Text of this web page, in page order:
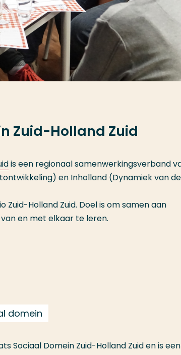
Zuid-Holland Zuid
is een regionaal samenwerkingsverband
en Inholland (Dynamiek van
Holland Zuid. Doel is om samen aan
en met elkaar te leren.
domein
Sociaal Domein Zuid-Holland Zuid en is